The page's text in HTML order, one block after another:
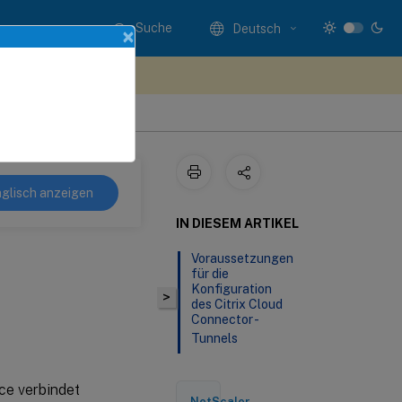
Suche Deutsch
anzeigen
verbindet
>
IN DIESEM ARTIKEL
Voraussetzungen
für die
Konfiguration
des Citrix Cloud
Connector -
Tunnels
×